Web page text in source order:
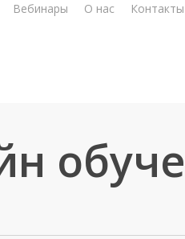
Вебинары О нас Контакты